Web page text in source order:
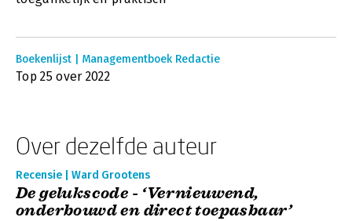
Boekenlijst | Managementboek Redactie
Top 25 over 2022
Over dezelfde auteur
Recensie | Ward Grootens
De gelukscode - ‘Vernieuwend,
onderbouwd en direct toepasbaar’